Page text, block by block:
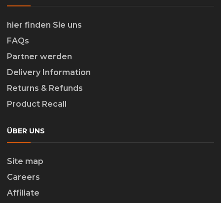
hier finden Sie uns
FAQs
Partner werden
Delivery Information
Returns & Refunds
Product Recall
ÜBER UNS
Site map
Careers
Affiliate